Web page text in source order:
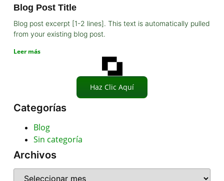
Blog Post Title
Blog post excerpt [1-2 lines]. This text is automatically pulled
from your existing blog post.
Leer más
Haz Clic Aquí
Categorías
Blog
Sin categoría
Archivos